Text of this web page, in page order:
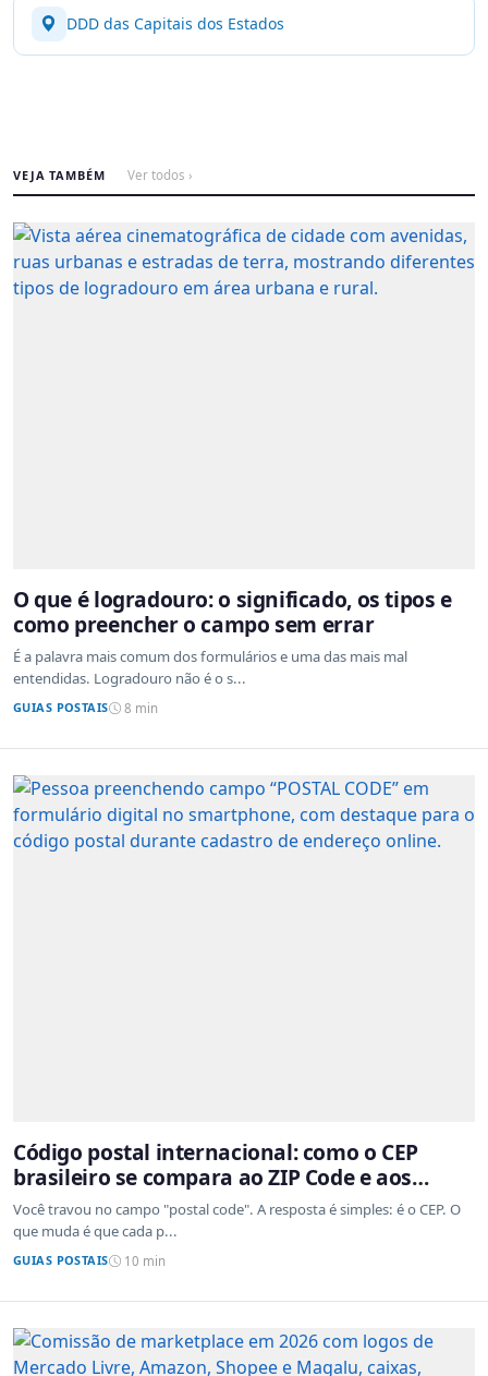
DDD das Capitais dos Estados
VEJA TAMBÉM Ver todos ›
O que é logradouro: o significado, os tipos e
como preencher o campo sem errar
É a palavra mais comum dos formulários e uma das mais mal
entendidas. Logradouro não é o s...
GUIAS POSTAIS 8 min
Código postal internacional: como o CEP
brasileiro se compara ao ZIP Code e aos
sistemas de outros países
Você travou no campo "postal code". A resposta é simples: é o CEP. O
que muda é que cada p...
GUIAS POSTAIS 10 min